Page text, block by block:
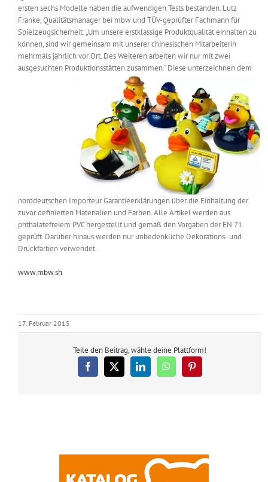
Messen & Events
Unternehmen
Jobshop
Suche
nach:
ersten sechs Modelle haben die aufwendigen Tests bestanden. Lutz
Franke, Qualitätsmanager bei mbw und TÜV-geprüfter Fachmann für
Spielzeugsicherheit: „Um unsere erstklassige Produktqualität einhalten zu
können, sind wir gemeinsam mit unserer chinesischen Mitarbeiterin
mehrmals jährlich vor Ort. Des Weiteren arbeiten wir nur mit zwei
ausgesuchten Produktionsstätten zusammen.“Diese unterzeichnen dem
norddeutschen Importeur Garantieerklärungen über die Einhaltung der
zuvor definierten Materialien und Farben. Alle Artikel werden aus
phthalatefreiem PVC hergestellt und gemäß den Vorgaben der EN 71
geprüft. Darüber hinaus werden nur unbedenkliche Dekorations- und
Druckfarben verwendet.
www.mbw.sh
17. Februar 2015
Teile den Beitrag, wähle deine Plattform!
Facebook
X LinkedInWhatsAppPinterest